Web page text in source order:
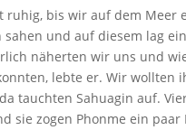
ruhig, bis wir auf dem Meer
sahen und auf diesem lag ein
näherten wir uns und
lebte er. Wir wollten
tauchten Sahuagin auf.
sie zogen Phonme ein paar